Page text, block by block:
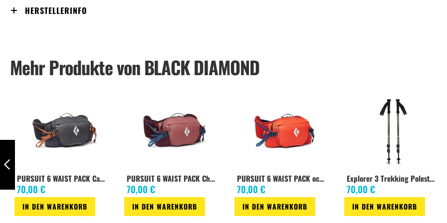
Wo Voya Infinity
Zurück
HERSTELLERINFO
Mehr Produkte von BLACK DIAMOND
PURSUIT 6 WAIST PACK Carbon-Moab Brown
70,00 €
IN DEN WARENKORB
PURSUIT 6 WAIST PACK Cherrywood-Ink Blue
70,00 €
IN DEN WARENKORB
PURSUIT 6 WAIST PACK octane-ink blue
70,00 €
IN DEN WARENKORB
Explorer 3 Trekking Polestundra
70,00 €
IN DEN WARENKORB